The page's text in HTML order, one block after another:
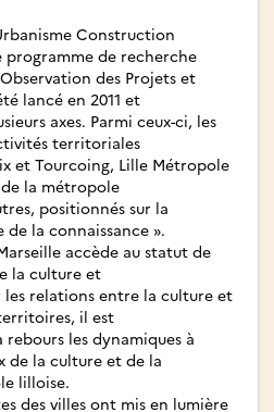
Construction
programme de recherche
des Projets et
lancé en 2011 et
axes. Parmi ceux-ci, les
territoriales
et Tourcoing, Lille Métropole
la métropole
positionnés sur la
la connaissance ».
accède au statut de
la culture et
relations entre la culture et
il est
rebours les dynamiques à
de la culture et de la
lilloise.
des villes ont mis en lumière